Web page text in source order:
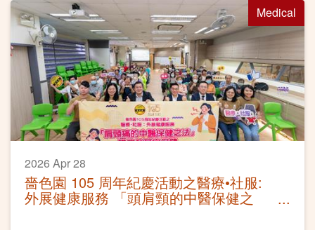
Medical
2026 Apr 28
嗇色園 105 周年紀慶活動之醫療•社服:
外展健康服務 「頭肩頸的中醫保健之